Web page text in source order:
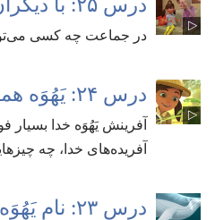
در جماعت چه کسی
درس ۲۴:‏ یَهُوَه همه چیز را طراحی کرد
آفرینش یَهُوَه خدا بسیار
آفریده‌های خدا،‏ چه
درس ۲۳:‏ نام یَهُوَه